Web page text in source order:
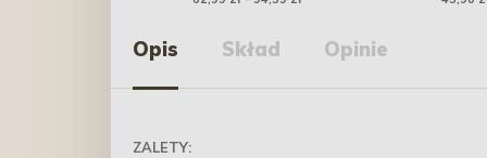
Opis Skład Opinie
ZALETY: